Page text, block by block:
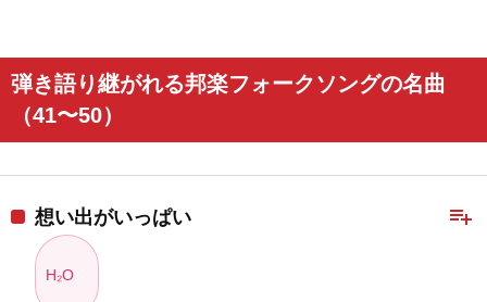
弾き語り継がれる邦楽フォークソングの名曲
（41〜50）
playlist_add
想い出がいっぱい
H₂O